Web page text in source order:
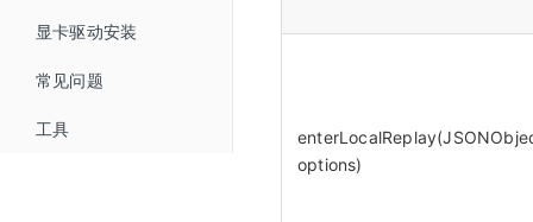
直播监控
显卡驱动安装
常见问题
工具
options)